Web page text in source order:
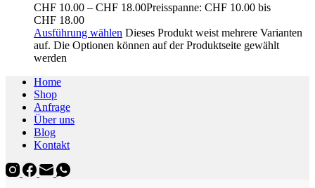
CHF 10.00 – CHF 18.00Preisspanne: CHF 10.00 bis
CHF 18.00
Ausführung wählen Dieses Produkt weist mehrere Varianten
auf. Die Optionen können auf der Produktseite gewählt
werden
Home
Shop
Anfrage
Über uns
Blog
Kontakt